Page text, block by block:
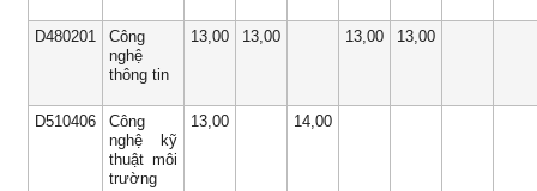
D480201
Công
nghệ
thông tin
13,00 13,00 13,00 13,00
D510406
Công
nghệ kỹ
thuật môi
trường
13,00 14,00